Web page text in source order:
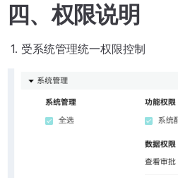
四、权限说明
受系统管理统一权限控制